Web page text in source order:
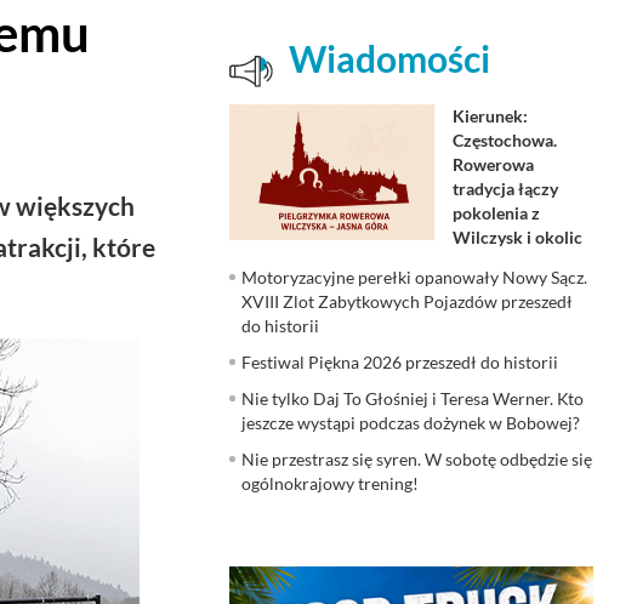
większych
które
Wiadomości
Kierunek:
Częstochowa.
Rowerowa
tradycja łączy
pokolenia z
Wilczysk i okolic
Motoryzacyjne perełki opanowały Nowy Sącz.
XVIII Zlot Zabytkowych Pojazdów przeszedł
do historii
Festiwal Piękna 2026 przeszedł do historii
Nie tylko Daj To Głośniej i Teresa Werner. Kto
jeszcze wystąpi podczas dożynek w Bobowej?
Nie przestrasz się syren. W sobotę odbędzie się
ogólnokrajowy trening!